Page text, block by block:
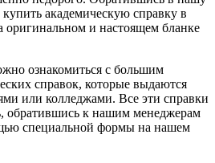
академическую справку в
оригинальном и настоящем бланке
ознакомиться с большим
справок, которые выдаются
или колледжами. Все эти справки
обратившись к нашим менеджерам
специальной формы на нашем